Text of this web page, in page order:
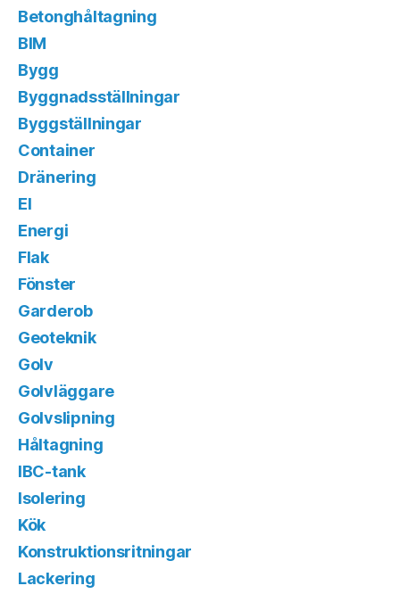
Betonghåltagning
BIM
Bygg
Byggnadsställningar
Byggställningar
Container
Dränering
El
Energi
Flak
Fönster
Garderob
Geoteknik
Golv
Golvläggare
Golvslipning
Håltagning
IBC-tank
Isolering
Kök
Konstruktionsritningar
Lackering